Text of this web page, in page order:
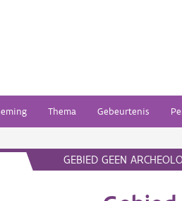
Thema Gebeurtenis
GEBIED GEEN